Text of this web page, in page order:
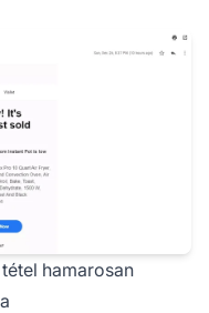
hamarosan